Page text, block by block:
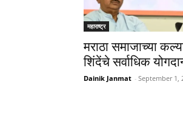
महाराष्ट्र
मराठा समाजाच्या
शिंदेंचे सर्वाधिक
Dainik Janmat - September 1,